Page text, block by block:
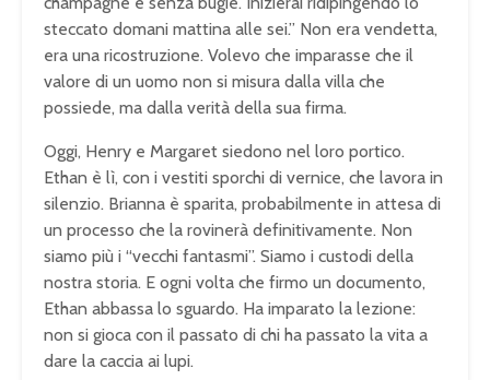
steccato domani mattina alle sei.” Non era vendetta,
era una ricostruzione. Volevo che imparasse che il
valore di un uomo non si misura dalla villa che
possiede, ma dalla verità della sua firma.
Oggi, Henry e Margaret siedono nel loro portico.
Ethan è lì, con i vestiti sporchi di vernice, che lavora in
silenzio. Brianna è sparita, probabilmente in attesa di
un processo che la rovinerà definitivamente. Non
siamo più i “vecchi fantasmi”. Siamo i custodi della
nostra storia. E ogni volta che firmo un documento,
Ethan abbassa lo sguardo. Ha imparato la lezione:
non si gioca con il passato di chi ha passato la vita a
dare la caccia ai lupi.